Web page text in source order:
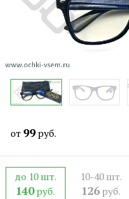
от 99 руб.
до 10 шт.
140руб.
10-40 шт.
126 руб.